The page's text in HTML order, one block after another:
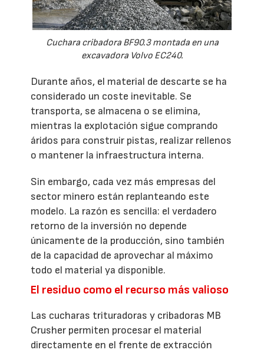
Cuchara cribadora BF90.3 montada en una
excavadora Volvo EC240.
Durante años, el material de descarte se ha
considerado un coste inevitable. Se
transporta, se almacena o se elimina,
mientras la explotación sigue comprando
áridos para construir pistas, realizar rellenos
o mantener la infraestructura interna.
Sin embargo, cada vez más empresas del
sector minero están replanteando este
modelo. La razón es sencilla: el verdadero
retorno de la inversión no depende
únicamente de la producción, sino también
de la capacidad de aprovechar al máximo
todo el material ya disponible.
El residuo como el recurso más valioso
Las cucharas trituradoras y cribadoras MB
Crusher permiten procesar el material
directamente en el frente de extracción